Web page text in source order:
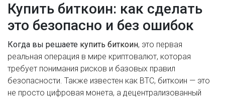
Купить биткоин: как сделать
это безопасно и без ошибок
Когда вы решаете купить биткоин, это первая
реальная операция в мире криптовалют, которая
требует понимания рисков и базовых правил
безопасности. Также известен как BTC, биткоин — это
не просто цифровая монета, а децентрализованный